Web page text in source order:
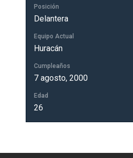
Posición
Delantera
Equipo Actual
Huracán
Cumpleaños
7 agosto, 2000
Edad
26